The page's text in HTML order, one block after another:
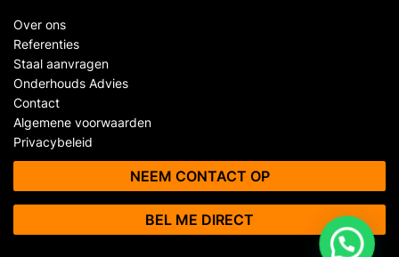
Over ons
Referenties
Staal aanvragen
Onderhouds Advies
Contact
Algemene voorwaarden
Privacybeleid
NEEM CONTACT OP
BEL ME DIRECT